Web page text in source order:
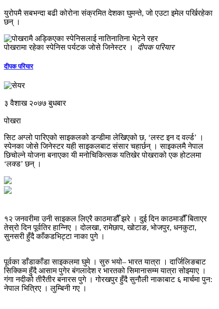
युरोपमै सबभन्दा बढी कोरोना संक्रमित देशका घुमन्ते, जो एउटा इमेल पर्खिरहेका
छन् ।
पोखरामा रहेका स्पेनिस पर्यटक जोसे जिनेस्टर । दीपक परियार
दीपक परियार
३ वैशाख २०७७ बुधबार
पोखरा
सिट अग्लो पारिएको साइकलको डन्डीमा लेखिएको छ, ‘लस्ट इन द वर्ल्ड’ ।
स्पेनका जोसे जिनेस्टर यही साइकलबाट संसार चहार्छन् । साइकलमै नेपाल
छिचोल्ने योजना बनाएका यी मनोचिकित्सक यतिखेर पोखराको एक होटलमा
‘लक्ड’ छन् ।
१२ जनवरीमा उनी साइकल लिएरै काठमाडौँ झरे । दुई दिन काठमाडौँ बिताएर
तेस्रो दिन पूर्वतिर हान्निए । दोलखा, रामेछाप, खोटाङ, भोजपुर, धनकुटा,
सुनसरी हुँदै काँकडभिट्टा नाका पुगे ।
पूर्वका डाँडाकाँडा साइकलमा घुमे । सुरु भयो– भारत यात्रा । दार्जिलिङबाट
सिक्किम हुँदै आसाम पुगेर बंगलादेश र भारतको सिमानासम्म यात्रा सोझ्याए ।
गंगा नदीको तीरैतीर बनारस पुगे । गोरखपुर हुँदै सुनौली नाकाबाट ६ मार्चमा पुन:
नेपाल भित्रिए । लुम्बिनी गए ।